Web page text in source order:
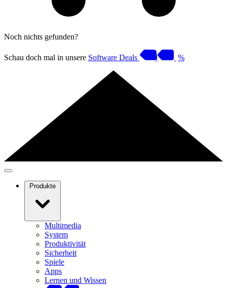
Noch nichts gefunden?
Schau doch mal in unsere Software Deals %
Produkte
Multimedia
System
Produktivität
Sicherheit
Spiele
Apps
Lernen und Wissen